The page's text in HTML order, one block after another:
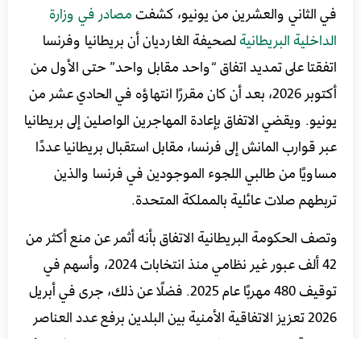
في الثاني والعشرين من يونيو، كشفتمصادر في وزارة
الداخلية البريطانيةلصحيفة الغارديان أن بريطانيا وفرنسا
اتفقتا على تمديد اتفاق “واحد مقابل واحد” حتى الأول من
أكتوبر 2026، بعد أن كان مقررًا انتهاؤه في الحادي عشر من
يونيو. ويقضي الاتفاق بإعادة المهاجرين الواصلين إلى بريطانيا
عبر قوارب المانش إلى فرنسا، مقابل استقبال بريطانيا عددًا
مساويًا من طالبي اللجوء الموجودين في فرنسا والذين
تربطهم صلات عائلية بالمملكة المتحدة.
وتصف الحكومة البريطانية الاتفاق بأنه أثمر عن منع أكثر من
42 ألف عبور غير نظامي منذ انتخابات 2024، وأسهم في
توقيف 480 مهربًا عام 2025. فضلًا عن ذلك، جرى في أبريل
2026 تعزيز الاتفاقية الأمنية بين البلدين برفع عدد العناصر